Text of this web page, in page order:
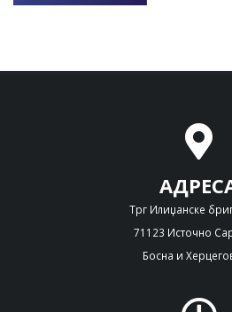
Трг Илиџанске
71123 Источно
Босна и